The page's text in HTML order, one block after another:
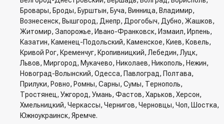
Бровары, Броды, Бурштын, Буча, Винница, Владимир,
Вознесенск, Вышгород, Днепр, Дрогобыч, Дубно, Жашков,
Житомир, Запорожье, Ивано-Франковск, Измаил, Ирпень,
Казатин, Каменец-Подольский, Каменское, Киев, Ковель,
Кривой Рог, Кременчуг, Кропивницкий, Лебедин, Луцк,
Львов, Миргород, Мукачево, Николаев, Никополь, Нежин,
Новоград-Волынский, Одесса, Павлоград, Полтава,
Прилуки, Ровно, Ромны, Сарны, Сумы, Тернополь,
Тростянец, Ужгород, Умань, Фастов, Харьков, Херсон,
Хмельницкий, Черкассы, Чернигов, Черновцы, Чоп, Шостка,
Южноукраинск, Яремче.